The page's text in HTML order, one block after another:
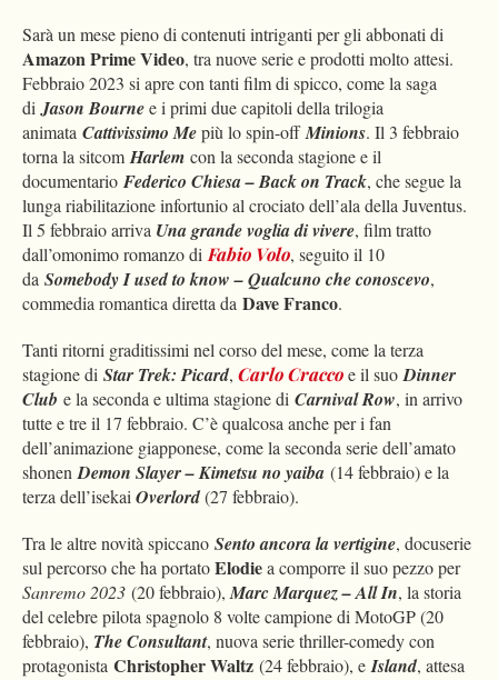
Sarà un mese pieno di contenuti intriganti per gli abbonati di
Amazon Prime Video, tra nuove serie e prodotti molto attesi.
Febbraio 2023 si apre con tanti film di spicco, come la saga
diJason Bournee i primi due capitoli della trilogia
animata Cattivissimo Mepiù lo spin-offMinions. Il 3 febbraio
torna la sitcomHarlem con la seconda stagione e il
documentario Federico Chiesa – Back on Track, che segue la
lunga riabilitazione infortunio al crociato dell’ala della Juventus.
Il 5 febbraio arriva Una grande voglia di vivere, film tratto
dall’omonimo romanzo diFabio Volo, seguito il 10
da Somebody I used to know – Qualcuno che conoscevo,
commedia romantica diretta da Dave Franco.
Tanti ritorni graditissimi nel corso del mese, come la terza
stagione di Star Trek: Picard, Carlo Craccoe il suoDinner
Club e la seconda e ultima stagione di Carnival Row, in arrivo
tutte e tre il 17 febbraio. C’è qualcosa anche per i fan
dell’animazione giapponese, come la seconda serie dell’amato
shonenDemon Slayer – Kimetsu no yaiba (14 febbraio) e la
terza dell’isekaiOverlord(27 febbraio).
Tra le altre novità spiccano Sento ancora la vertigine, docuserie
sul percorso che ha portatoElodiea comporre il suo pezzo per
Sanremo 2023 (20 febbraio),Marc Marquez – All In, la storia
del celebre pilota spagnolo 8 volte campione di MotoGP (20
febbraio), The Consultant, nuova serie thriller-comedy con
protagonista Christopher Waltz (24 febbraio), eIsland, attesa